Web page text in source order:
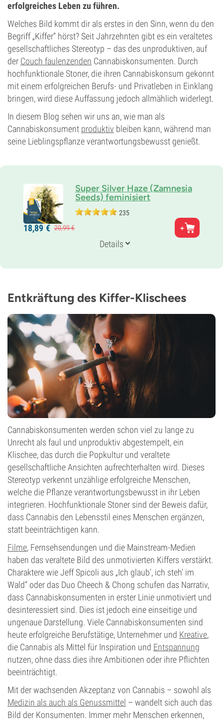
erfolgreiches Leben zu führen.
Welches Bild kommt dir als erstes in den Sinn, wenn du den
Begriff „Kiffer“ hörst? Seit Jahrzehnten gibt es ein veraltetes
gesellschaftliches Stereotyp – das des unproduktiven, auf
der Couch faulenzenden Cannabiskonsumenten. Durch
hochfunktionale Stoner, die ihren Cannabiskonsum gekonnt
mit einem erfolgreichen Berufs- und Privatleben in Einklang
bringen, wird diese Auffassung jedoch allmählich widerlegt.
In diesem Blog sehen wir uns an, wie man als
Cannabiskonsument produktiv bleiben kann, während man
seine Lieblingspflanze verantwortungsbewusst genießt.
Super Silver Haze (Zamnesia
Seeds) feminisiert
235
Eltern
Haze x (Skunk x Northern Light)
75% Sativa
9-10 wochen
CBD
Blütentyp
Photoperiodisch
18,89 € 20,99€
Details
Entkräftung des Kiffer-Klischees
Cannabiskonsumenten werden schon viel zu lange zu
Unrecht als faul und unproduktiv abgestempelt, ein
Klischee, das durch die Popkultur und veraltete
gesellschaftliche Ansichten aufrechterhalten wird. Dieses
Stereotyp verkennt unzählige erfolgreiche Menschen,
welche die Pflanze verantwortungsbewusst in ihr Leben
integrieren. Hochfunktionale Stoner sind der Beweis dafür,
dass Cannabis den Lebensstil eines Menschen ergänzen,
statt beeinträchtigen kann.
Filme, Fernsehsendungen und die Mainstream-Medien
haben das veraltete Bild des unmotivierten Kiffers verstärkt.
Charaktere wie Jeff Spicoli aus „Ich glaub’, ich steh’ im
Wald“ oder das Duo Cheech & Chong schufen das Narrativ,
dass Cannabiskonsumenten in erster Linie unmotiviert und
desinteressiert sind. Dies ist jedoch eine einseitige und
ungenaue Darstellung. Viele Cannabiskonsumenten sind
heute erfolgreiche Berufstätige, Unternehmer und Kreative,
die Cannabis als Mittel für Inspiration und Entspannung
nutzen, ohne dass dies ihre Ambitionen oder ihre Pflichten
beeinträchtigt.
Mit der wachsenden Akzeptanz von Cannabis – sowohl als
Medizin als auch als Genussmittel – wandelt sich auch das
Bild der Konsumenten. Immer mehr Menschen erkennen,